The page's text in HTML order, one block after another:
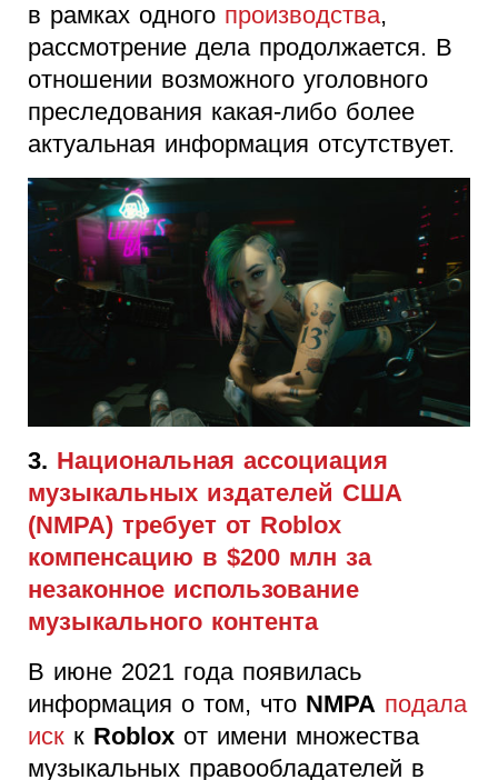
в рамках одного производства,
рассмотрение дела продолжается. В
отношении возможного уголовного
преследования какая-либо более
актуальная информация отсутствует.
3. Национальная ассоциация
музыкальных издателей США
(NMPA) требует от Roblox
компенсацию в $200 млн за
незаконное использование
музыкального контента
В июне 2021 года появилась
информация о том, что NMPA подала
иск к Roblox от имени множества
музыкальных правообладателей в